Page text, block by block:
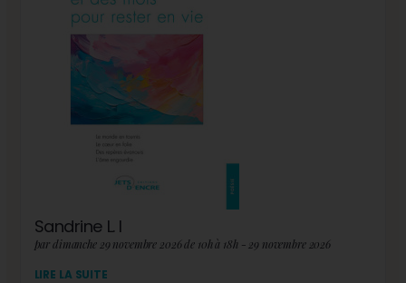
Sandrine L. I
par dimanche 29 novembre 2026 de 10h à 18h - 29 novembre 2026
LIRE LA SUITE